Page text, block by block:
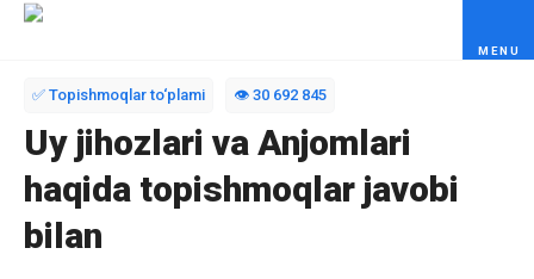
✅ Topishmoqlar to‘plami 👁️ 30 692 845
Uy jihozlari va Anjomlari
haqida topishmoqlar javobi
bilan